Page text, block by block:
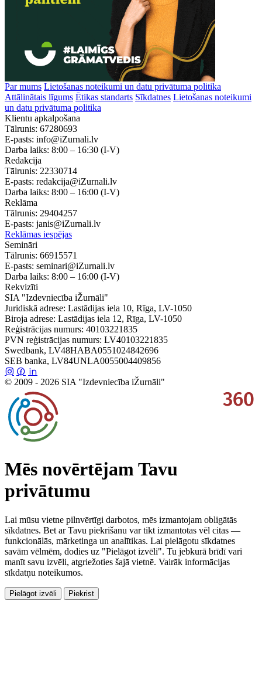
Par mums Lietošanas noteikumi un datu privātuma politika
Attālinātais līgums Ētikas standarts Sīkdatnes Lietošanas noteikumi
un datu privātuma politika
Klientu apkalpošana
Tālrunis: 67280693
E-pasts: info@iZurnali.lv
Darba laiks: 8:00 – 16:30 (I-V)
Redakcija
Tālrunis: 22330714
E-pasts: redakcija@iZurnali.lv
Darba laiks: 8:00 – 16:00 (I-V)
Reklāma
Tālrunis: 29404257
E-pasts: janis@iZurnali.lv
Reklāmas iespējas
Semināri
Tālrunis: 66915571
E-pasts: seminari@iZurnali.lv
Darba laiks: 8:00 – 16:00 (I-V)
Rekvizīti
SIA "Izdevniecība iŽurnāli"
Juridiskā adrese: Lastādijas iela 10, Rīga, LV-1050
Biroja adrese: Lastādijas iela 12, Rīga, LV-1050
Reģistrācijas numurs: 40103221835
PVN reģistrācijas numurs: LV40103221835
Swedbank, LV48HABA0551024842696
SEB banka, LV84UNLA0055004409856
© 2009 - 2026 SIA "Izdevniecība iŽurnāli"
Mēs novērtējam Tavu
privātumu
Lai mūsu vietne pilnvērtīgi darbotos, mēs izmantojam obligātās
sīkdatnes. Bet ar Tavu piekrišanu var tikt izmantotas vēl citas —
funkcionālās, mārketinga un analītikas. Lai pielāgotu sīkdatnes
savām vēlmēm, dodies uz "Pielāgot izvēli". Tu jebkurā brīdī vari
manīt savu izvēli, atgriežoties šajā vietnē. Vairāk informācijas
sīkdatņu noteikumos.
Pielāgot izvēli Piekrist